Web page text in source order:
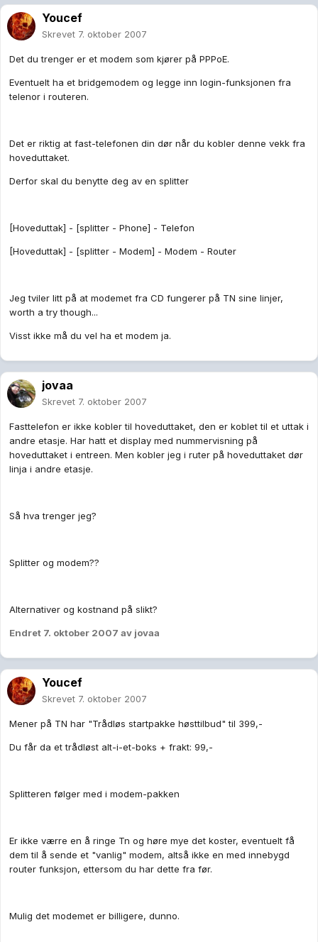
Youcef
Skrevet 7. oktober 2007
Det du trenger er et modem som kjører på PPPoE.
Eventuelt ha et bridgemodem og legge inn login-funksjonen fra
telenor i routeren.
Det er riktig at fast-telefonen din dør når du kobler denne vekk fra
hoveduttaket.
Derfor skal du benytte deg av en splitter
[Hoveduttak] - [splitter - Phone] - Telefon
[Hoveduttak] - [splitter - Modem] - Modem - Router
Jeg tviler litt på at modemet fra CD fungerer på TN sine linjer,
worth a try though...
Visst ikke må du vel ha et modem ja.
jovaa
Skrevet 7. oktober 2007
Fasttelefon er ikke kobler til hoveduttaket, den er koblet til et uttak i
andre etasje. Har hatt et display med nummervisning på
hoveduttaket i entreen. Men kobler jeg i ruter på hoveduttaket dør
linja i andre etasje.
Så hva trenger jeg?
Splitter og modem??
Alternativer og kostnand på slikt?
Endret 7. oktober 2007 av jovaa
Youcef
Skrevet 7. oktober 2007
Mener på TN har "Trådløs startpakke høsttilbud" til 399,-
Du får da et trådløst alt-i-et-boks + frakt: 99,-
Splitteren følger med i modem-pakken
Er ikke værre en å ringe Tn og høre mye det koster, eventuelt få
dem til å sende et "vanlig" modem, altså ikke en med innebygd
router funksjon, ettersom du har dette fra før.
Mulig det modemet er billigere, dunno.